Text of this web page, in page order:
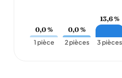
0,0 %
1 pièce
0,0 %
2 pièces
13,6 %
3 pièces